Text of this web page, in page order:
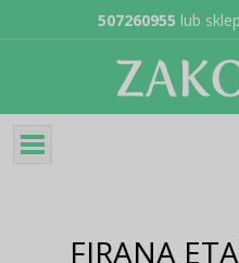
507260955 lub
FIRANA